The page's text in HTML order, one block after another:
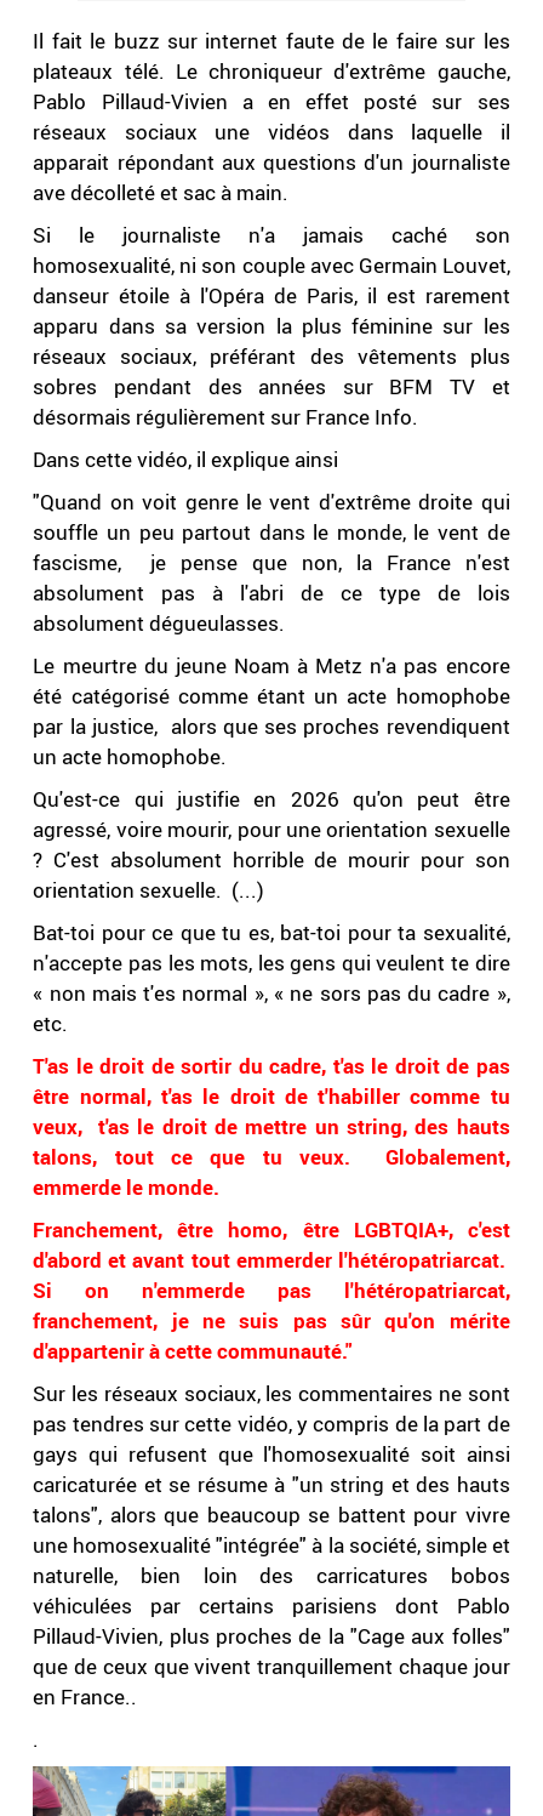
Il fait le buzz sur internet faute de le faire sur les
plateaux télé. Le chroniqueur d'extrême gauche,
Pablo Pillaud-Vivien a en effet posté sur ses
réseaux sociaux une vidéos dans laquelle il
apparait répondant aux questions d'un journaliste
ave décolleté et sac à main.
Si le journaliste n'a jamais caché son
homosexualité, ni son couple avec Germain Louvet,
danseur étoile à l'Opéra de Paris, il est rarement
apparu dans sa version la plus féminine sur les
réseaux sociaux, préférant des vêtements plus
sobres pendant des années sur BFM TV et
désormais régulièrement sur France Info.
Dans cette vidéo, il explique ainsi
"Quand on voit genre le vent d'extrême droite qui
souffle un peu partout dans le monde, le vent de
fascisme, je pense que non, la France n'est
absolument pas à l'abri de ce type de lois
absolument dégueulasses.
Le meurtre du jeune Noam à Metz n'a pas encore
été catégorisé comme étant un acte homophobe
par la justice, alors que ses proches revendiquent
un acte homophobe.
Qu'est-ce qui justifie en 2026 qu'on peut être
agressé, voire mourir, pour une orientation sexuelle
? C'est absolument horrible de mourir pour son
orientation sexuelle. (...)
Bat-toi pour ce que tu es, bat-toi pour ta sexualité,
n'accepte pas les mots, les gens qui veulent te dire
« non mais t'es normal », « ne sors pas du cadre »,
etc.
T'as le droit de sortir du cadre, t'as le droit de pas
être normal, t'as le droit de t'habiller comme tu
veux, t'as le droit de mettre un string, des hauts
talons, tout ce que tu veux. Globalement,
emmerde le monde.
Franchement, être homo, être LGBTQIA+, c'est
d'abord et avant tout emmerder l'hétéropatriarcat.
Si on n'emmerde pas l'hétéropatriarcat,
franchement, je ne suis pas sûr qu'on mérite
d'appartenir à cette communauté."
Sur les réseaux sociaux, les commentaires ne sont
pas tendres sur cette vidéo, y compris de la part de
gays qui refusent que l'homosexualité soit ainsi
caricaturée et se résume à "un string et des hauts
talons", alors que beaucoup se battent pour vivre
une homosexualité "intégrée" à la société, simple et
naturelle, bien loin des carricatures bobos
véhiculées par certains parisiens dont Pablo
Pillaud-Vivien, plus proches de la "Cage aux folles"
que de ceux que vivent tranquillement chaque jour
en France..
.